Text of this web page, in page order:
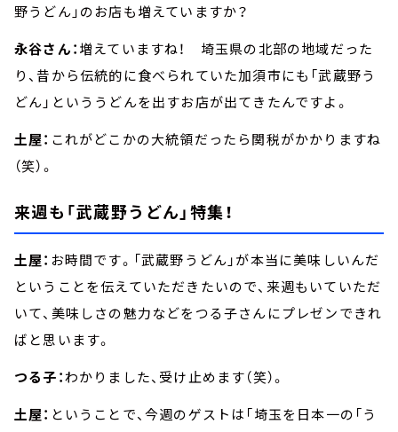
野うどん」のお店も増えていますか？
永谷さん：増えていますね！ 埼玉県の北部の地域だった
り、昔から伝統的に食べられていた加須市にも「武蔵野う
どん」といううどんを出すお店が出てきたんですよ。
土屋： これがどこかの大統領だったら関税がかかりますね
（笑）。
来週も「武蔵野うどん」特集！
土屋： お時間です。「武蔵野うどん」が本当に美味しいんだ
ということを伝えていただきたいので、来週もいていただ
いて、美味しさの魅力などをつる子さんにプレゼンできれ
ばと思います。
つる子：わかりました、受け止めます（笑）。
土屋： ということで、今週のゲストは「埼玉を日本一の「う